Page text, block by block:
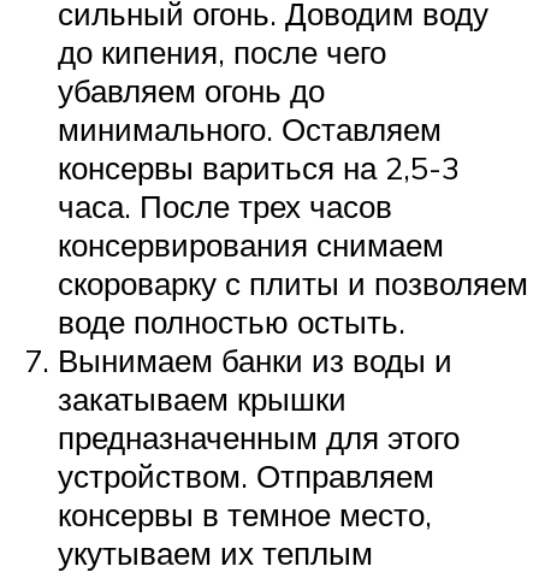
сильный огонь. Доводим воду
до кипения, после чего
убавляем огонь до
минимального. Оставляем
консервы вариться на 2,5-3
часа. После трех часов
консервирования снимаем
скороварку с плиты и позволяем
воде полностью остыть.
Вынимаем банки из воды и
закатываем крышки
предназначенным для этого
устройством. Отправляем
консервы в темное место,
укутываем их теплым